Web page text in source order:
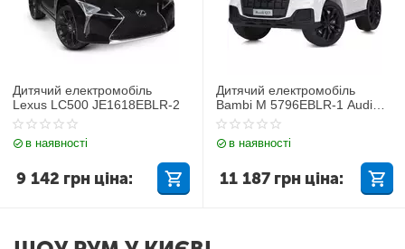
Дитячий електромобіль
Lexus LC500 JE1618EBLR-2
в наявності
9 142 грн ціна:
Дитячий електромобіль
Bambi M 5796EBLR-1 Audi
Q7
в наявності
11 187 грн ціна: